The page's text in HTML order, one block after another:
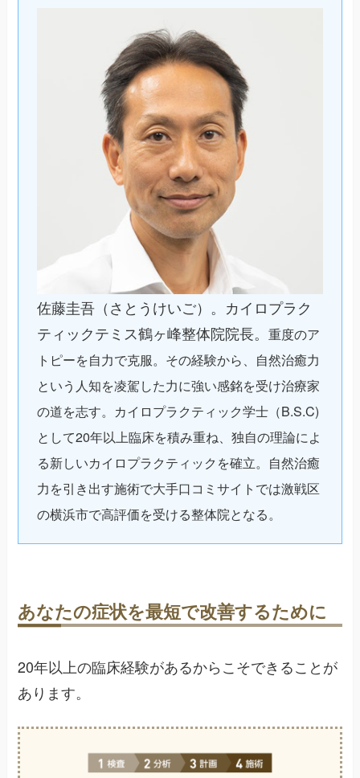
佐藤圭吾（さとうけいご）。カイロプラク
ティックテミス鶴ヶ峰整体院院長。 重度のア
トピーを自力で克服。その経験から、自然治癒力
という人知を凌駕した力に強い感銘を受け治療家
の道を志す。カイロプラクティック学士（B.S.C)
として20年以上臨床を積み重ね、独自の理論によ
る新しいカイロプラクティックを確立。自然治癒
力を引き出す施術で大手口コミサイトでは激戦区
の横浜市で高評価を受ける整体院となる。
あなたの症状を最短で改善するために
20年以上の臨床経験があるからこそできることが
あります。